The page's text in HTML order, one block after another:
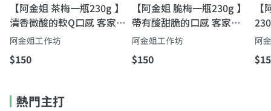
【阿金姐 茶梅一瓶230g 】
清香微酸的軟Q口感 客家的
老味道
阿金姐工作坊
$150
【阿金姐 脆梅一瓶230g 】
帶有酸甜脆的口感 客家的
老味道
阿金姐工作坊
$150
家
阿
熱門主打